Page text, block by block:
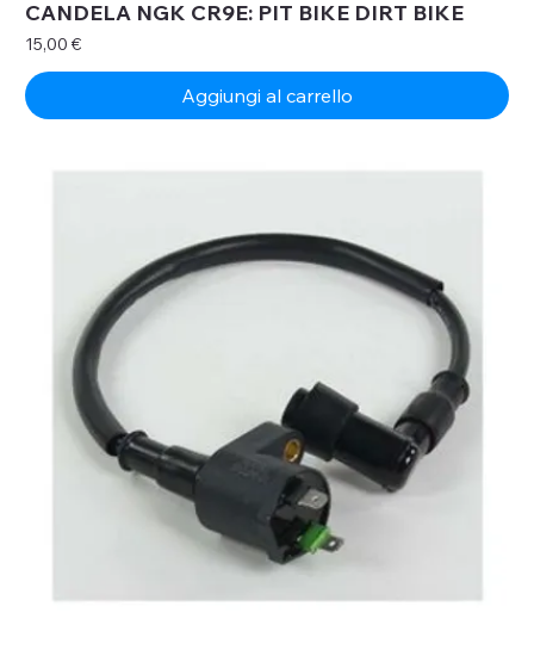
CANDELA NGK CR9E: PIT BIKE DIRT BIKE
Prezzo
15,00 €
Aggiungi al carrello